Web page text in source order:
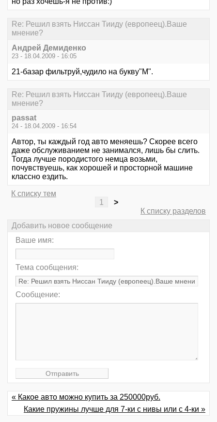
Re: Решил взять Ниссан Тииду (европеец).Ваше
мнение?
Андрей Демиденко
23 - 18.04.2009 - 16:05
21-базар фильтруй,чудило на букву"М".
Re: Решил взять Ниссан Тииду (европеец).Ваше
мнение?
passat
24 - 18.04.2009 - 16:54
Автор, ты каждый год авто меняешь? Скорее всего
даже обслуживанием не занимался, лишь бы слить.
Тогда лучше породистого немца возьми,
почувствуешь, как хорошей и просторной машине
классно ездить.
К списку тем
1
>
К списку разделов
Добавить новое сообщение
Ваше имя:
Тема сообщения:
Сообщение:
« Какое авто можно купить за 250000руб.
Какие пружины лучше для 7-ки с нивы или с 4-ки »